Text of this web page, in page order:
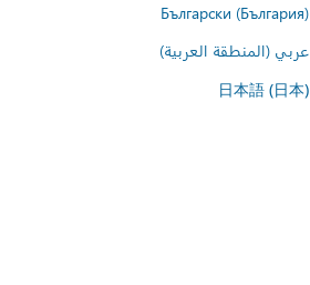
Български (България)
عربي (المنطقة العربية)
日本語 (日本)